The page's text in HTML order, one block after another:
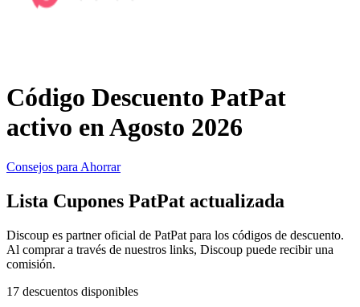
Booking.com
Miravia
MediaMarkt
Vacaciones y
Transporte
Cosméticos y
Tiempo libre
Código Descuento PatPat
activo en Agosto 2026
Consejos para Ahorrar
Lista Cupones PatPat actualizada
Discoup es partner oficial de PatPat para los códigos de descuento.
Al comprar a través de nuestros links, Discoup puede recibir una
comisión.
17 descuentos disponibles